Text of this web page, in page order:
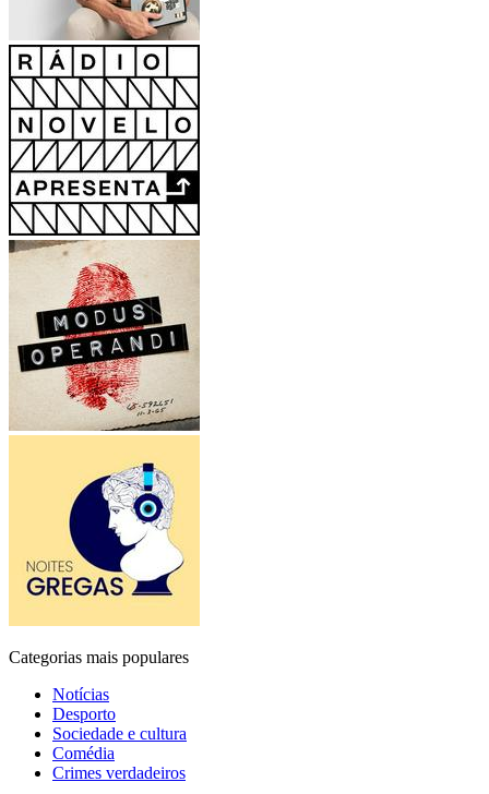
Categorias mais populares
Notícias
Desporto
Sociedade e cultura
Comédia
Crimes verdadeiros